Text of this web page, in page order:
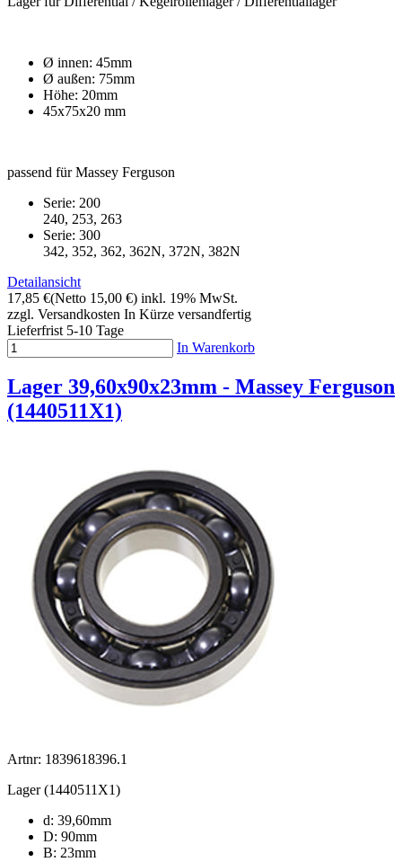
Ø innen: 45mm
Ø außen: 75mm
Höhe: 20mm
45x75x20 mm
passend für Massey Ferguson
Serie: 200
240, 253, 263
Serie: 300
342, 352, 362, 362N, 372N, 382N
Detailansicht
17,85 €(Netto 15,00 €) inkl. 19% MwSt.
zzgl. Versandkosten In Kürze versandfertig
Lieferfrist 5-10 Tage
In Warenkorb
Lager 39,60x90x23mm - Massey Ferguson
(1440511X1)
Artnr: 1839618396.1
Lager (1440511X1)
d: 39,60mm
D: 90mm
B: 23mm